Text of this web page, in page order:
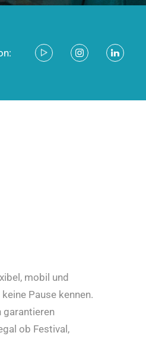
mobil und
Pause kennen.
garantieren
ob Festival,